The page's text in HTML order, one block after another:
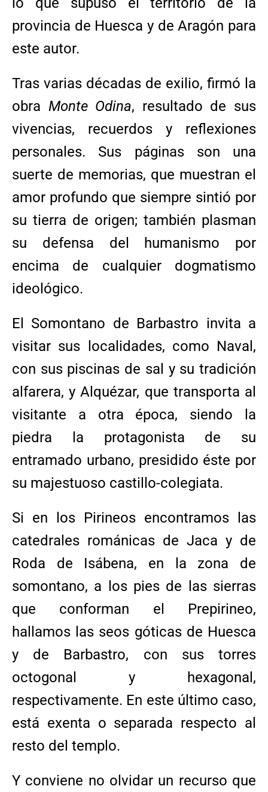
provincia de Huesca y de Aragón para
este autor.
Tras varias décadas de exilio, firmó la
obra Monte Odina, resultado de sus
vivencias, recuerdos y reflexiones
personales. Sus páginas son una
suerte de memorias, que muestran el
amor profundo que siempre sintió por
su tierra de origen; también plasman
su defensa del humanismo por
encima de cualquier dogmatismo
ideológico.
El Somontano de Barbastro invita a
visitar sus localidades, como Naval,
con sus piscinas de sal y su tradición
alfarera, y Alquézar, que transporta al
visitante a otra época, siendo la
piedra la protagonista de su
entramado urbano, presidido éste por
su majestuoso castillo-colegiata.
Si en los Pirineos encontramos las
catedrales románicas de Jaca y de
Roda de Isábena, en la zona de
somontano, a los pies de las sierras
que conforman el Prepirineo,
hallamos las seos góticas de Huesca
y de Barbastro, con sus torres
octogonal y hexagonal,
respectivamente. En este último caso,
está exenta o separada respecto al
resto del templo.
Y conviene no olvidar un recurso que